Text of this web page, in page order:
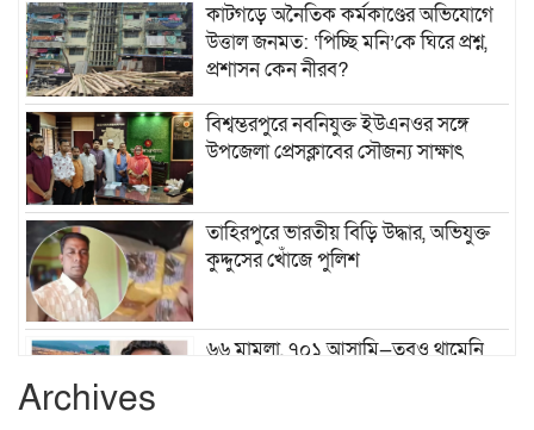
কাটগড়ে অনৈতিক কর্মকাণ্ডের অভিযোগে
উত্তাল জনমত: ‘পিচ্ছি মনি’কে ঘিরে প্রশ্ন,
প্রশাসন কেন নীরব?
বিশ্বম্ভরপুরে নবনিযুক্ত ইউএনওর সঙ্গে
উপজেলা প্রেসক্লাবের সৌজন্য সাক্ষাৎ
তাহিরপুরে ভারতীয় বিড়ি উদ্ধার, অভিযুক্ত
কুদ্দুসের খোঁজে পুলিশ
৬৬ মামলা, ৭০১ আসামি—তবুও থামেনি
Archives